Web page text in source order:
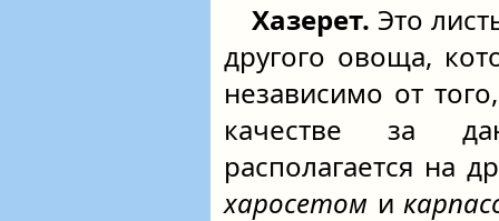
Хазерет. Это
другого овоща,
независимо от
качестве за
располагается на
харосетом и